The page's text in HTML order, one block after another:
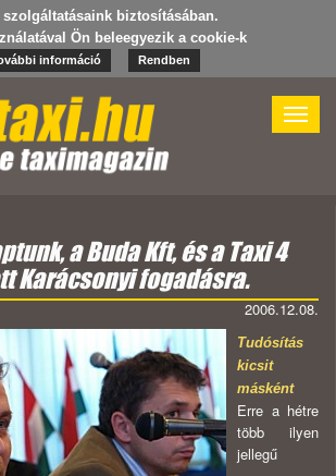
biztosításában.
Ön beleegyezik a cookie-k
információ Rendben
Toggle
a Buda Kft, és a Taxi 4
Karácsonyi fogadásra.
2006.12.08.
Tudósítás
kicsit
másként
Erre a hétre
több ilyen
jellegű